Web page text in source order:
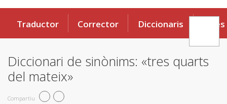
Traductor Corrector Diccionaris Eines
Diccionari de sinònims: «tres quarts
del mateix»
Compartiu